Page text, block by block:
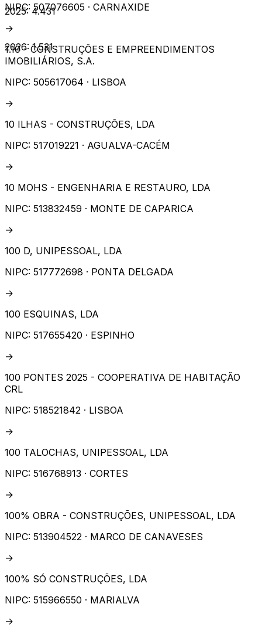
2025: 4.431
2026:1.531
NIPC: 507076605 · CARNAXIDE
→
1.10 - CONSTRUÇÕES E EMPREENDIMENTOS
IMOBILIÁRIOS, S.A.
NIPC: 505617064 · LISBOA
→
10 ILHAS - CONSTRUÇÕES, LDA
NIPC: 517019221 · AGUALVA-CACÉM
→
10 MOHS - ENGENHARIA E RESTAURO, LDA
NIPC: 513832459 · MONTE DE CAPARICA
→
100 D, UNIPESSOAL, LDA
NIPC: 517772698 · PONTA DELGADA
→
100 ESQUINAS, LDA
NIPC: 517655420 · ESPINHO
→
100 PONTES 2025 - COOPERATIVA DE HABITAÇÃO
CRL
NIPC: 518521842 · LISBOA
→
100 TALOCHAS, UNIPESSOAL, LDA
NIPC: 516768913 · CORTES
→
100% OBRA - CONSTRUÇÕES, UNIPESSOAL, LDA
NIPC: 513904522 · MARCO DE CANAVESES
→
100% SÓ CONSTRUÇÕES, LDA
NIPC: 515966550 · MARIALVA
→